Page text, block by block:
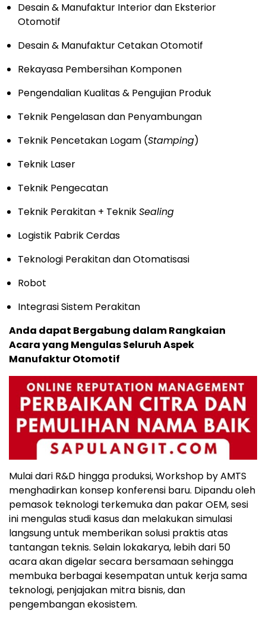
Desain & Manufaktur Interior dan Eksterior
Otomotif
Desain & Manufaktur Cetakan Otomotif
Rekayasa Pembersihan Komponen
Pengendalian Kualitas & Pengujian Produk
Teknik Pengelasan dan Penyambungan
Teknik Pencetakan Logam (Stamping)
Teknik Laser
Teknik Pengecatan
Teknik Perakitan + TeknikSealing
Logistik Pabrik Cerdas
Teknologi Perakitan dan Otomatisasi
Robot
Integrasi Sistem Perakitan
Anda dapat Bergabung dalam Rangkaian
Acara yang Mengulas Seluruh Aspek
Manufaktur Otomotif
Mulai dari R&D hingga produksi, Workshop by AMTS
menghadirkan konsep konferensi baru. Dipandu oleh
pemasok teknologi terkemuka dan pakar OEM, sesi
ini mengulas studi kasus dan melakukan simulasi
langsung untuk memberikan solusi praktis atas
tantangan teknis. Selain lokakarya, lebih dari 50
acara akan digelar secara bersamaan sehingga
membuka berbagai kesempatan untuk kerja sama
teknologi, penjajakan mitra bisnis, dan
pengembangan ekosistem.